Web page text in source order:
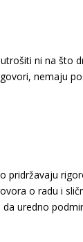
ni na što
nemaju
pridržavaju
o radu i
uredno